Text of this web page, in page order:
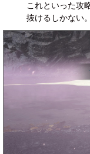
これといった攻
抜けるしかない。